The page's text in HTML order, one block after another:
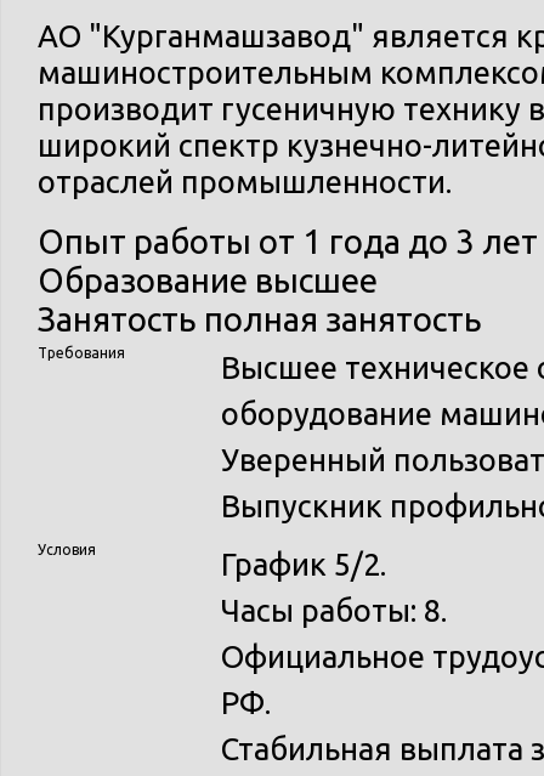
АО "Курганмашзавод" является
машиностроительным
производит гусеничную технику
широкий спектр кузнечно-
отраслей промышленности.
Опыт работы от 1 года до 3 лет
Образование высшее
Занятость полная занятость
Требования
Высшее техническое
оборудование
Уверенный
Выпускник
Условия
График 5/2.
Часы работы: 8.
Официальное
РФ.
Стабильная выплата